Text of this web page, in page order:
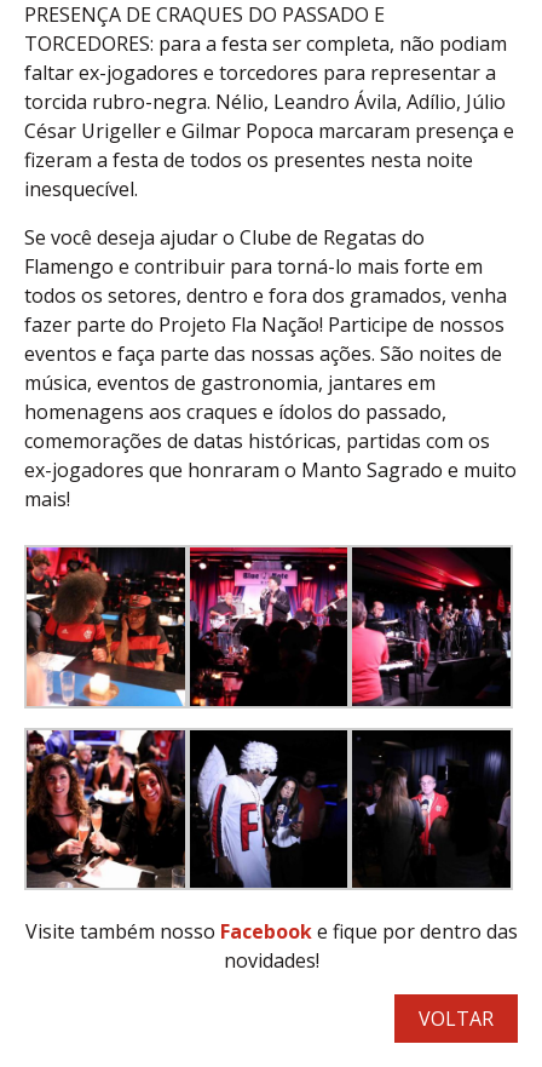
PRESENÇA DE CRAQUES DO PASSADO E
TORCEDORES: para a festa ser completa, não podiam
faltar ex-jogadores e torcedores para representar a
torcida rubro-negra. Nélio, Leandro Ávila, Adílio, Júlio
César Urigeller e Gilmar Popoca marcaram presença e
fizeram a festa de todos os presentes nesta noite
inesquecível.
Se você deseja ajudar o Clube de Regatas do
Flamengo e contribuir para torná-lo mais forte em
todos os setores, dentro e fora dos gramados, venha
fazer parte do Projeto Fla Nação! Participe de nossos
eventos e faça parte das nossas ações. São noites de
música, eventos de gastronomia, jantares em
homenagens aos craques e ídolos do passado,
comemorações de datas históricas, partidas com os
ex-jogadores que honraram o Manto Sagrado e muito
mais!
Visite também nosso Facebooke fique por dentro das
novidades!
VOLTAR